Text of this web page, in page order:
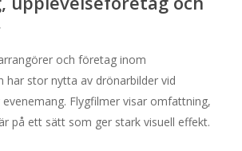
och företag inom
har stor nytta av drönarbilder vid
Flygfilmer visar omfattning,
på ett sätt som ger stark visuell effekt.